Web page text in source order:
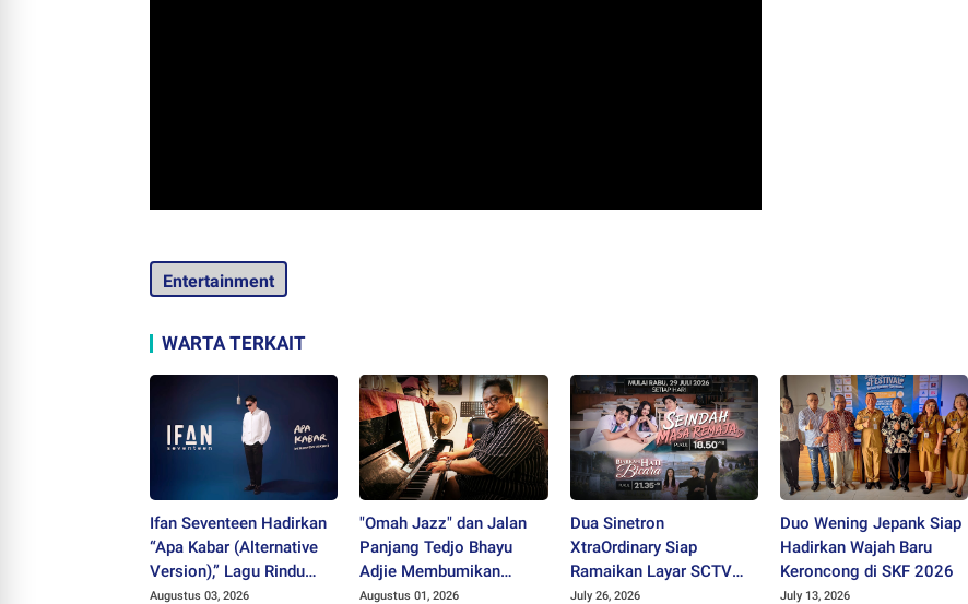
Entertainment
WARTA TERKAIT
Ifan Seventeen Hadirkan
“Apa Kabar (Alternative
Version),” Lagu Rindu
yang Belum Usai
Augustus 03, 2026
"Omah Jazz" dan Jalan
Panjang Tedjo Bhayu
Adjie Membumikan
Musik Jazz
Augustus 01, 2026
Dua Sinetron
XtraOrdinary Siap
Ramaikan Layar SCTV
jelang HUT ke-36
July 26, 2026
Duo Wening Jepank Siap
Hadirkan Wajah Baru
Keroncong di SKF 2026
July 13, 2026